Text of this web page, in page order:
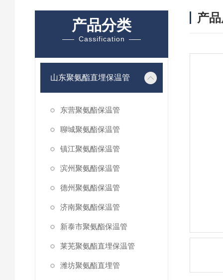
产品分类
Cassification
山东聚氨酯直埋保温管
东营聚氨酯保温管
聊城聚氨酯保温管
镇江聚氨酯保温管
滨州聚氨酯保温管
德州聚氨酯保温管
济南聚氨酯保温管
新泰市聚氨酯保温管
莱芜聚氨酯直埋保温管
潍坊聚氨酯直埋管
产